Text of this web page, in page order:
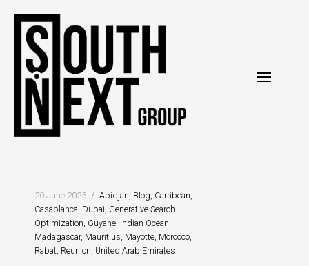
content
20 June 2025 Abidjan Blog Carribean
Casablanca Dubai Generative Search
Optimization Guyane Indian Ocean
Madagascar Mauritius Mayotte Morocco
Rabat Reunion United Arab Emirates